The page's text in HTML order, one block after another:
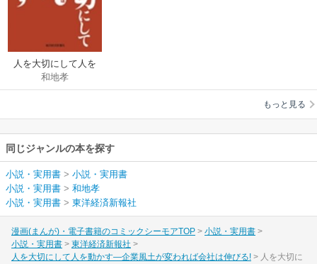
人を大切にして人を
動かす―企業風土が
変われば会社は伸び
和地孝
もっと見る
同じジャンルの本を探す
小説・実用書 > 小説・実用書
小説・実用書 > 和地孝
小説・実用書 > 東洋経済新報社
漫画(まんが)・電子書籍のコミックシーモアTOP
小説・実用書
小説・実用書
東洋経済新報社
人を大切にして人を動かす―企業風土が変われば会社は伸びる!
人を大切に